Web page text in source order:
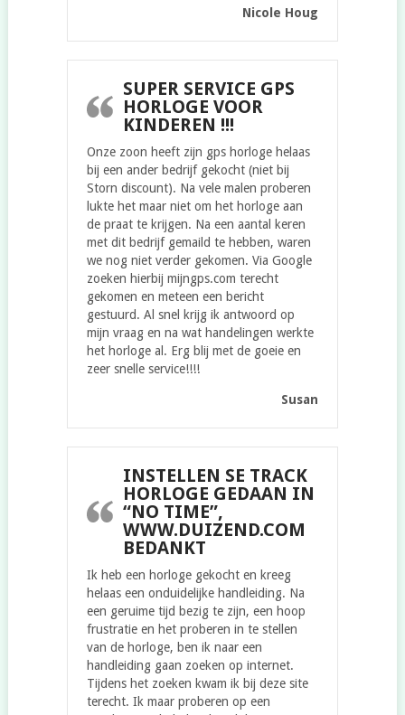
Nicole Houg
SUPER SERVICE GPS
HORLOGE VOOR
KINDEREN !!!
Onze zoon heeft zijn gps horloge helaas
bij een ander bedrijf gekocht (niet bij
Storn discount). Na vele malen proberen
lukte het maar niet om het horloge aan
de praat te krijgen. Na een aantal keren
met dit bedrijf gemaild te hebben, waren
we nog niet verder gekomen. Via Google
zoeken hierbij mijngps.com terecht
gekomen en meteen een bericht
gestuurd. Al snel krijg ik antwoord op
mijn vraag en na wat handelingen werkte
het horloge al. Erg blij met de goeie en
zeer snelle service!!!!
Susan
INSTELLEN SE TRACK
HORLOGE GEDAAN IN
“NO TIME”,
WWW.DUIZEND.COM
BEDANKT
Ik heb een horloge gekocht en kreeg
helaas een onduidelijke handleiding. Na
een geruime tijd bezig te zijn, een hoop
frustratie en het proberen in te stellen
van de horloge, ben ik naar een
handleiding gaan zoeken op internet.
Tijdens het zoeken kwam ik bij deze site
terecht. Ik maar proberen op een